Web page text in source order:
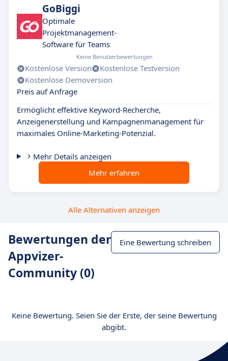
GoBiggi
Optimale
Projektmanagement-
Software für Teams
Keine Benutzerbewertungen
Kostenlose Version
Kostenlose Testversion
Kostenlose Demoversion
Preis auf Anfrage
Ermöglicht effektive Keyword-Recherche,
Anzeigenerstellung und Kampagnenmanagement für
maximales Online-Marketing-Potenzial.
Mehr Details anzeigen
Mehr erfahren
Alle Alternativen anzeigen
Bewertungen der
Appvizer-
Community (0)
Eine Bewertung schreiben
Keine Bewertung. Seien Sie der Erste, der seine Bewertung
abgibt.